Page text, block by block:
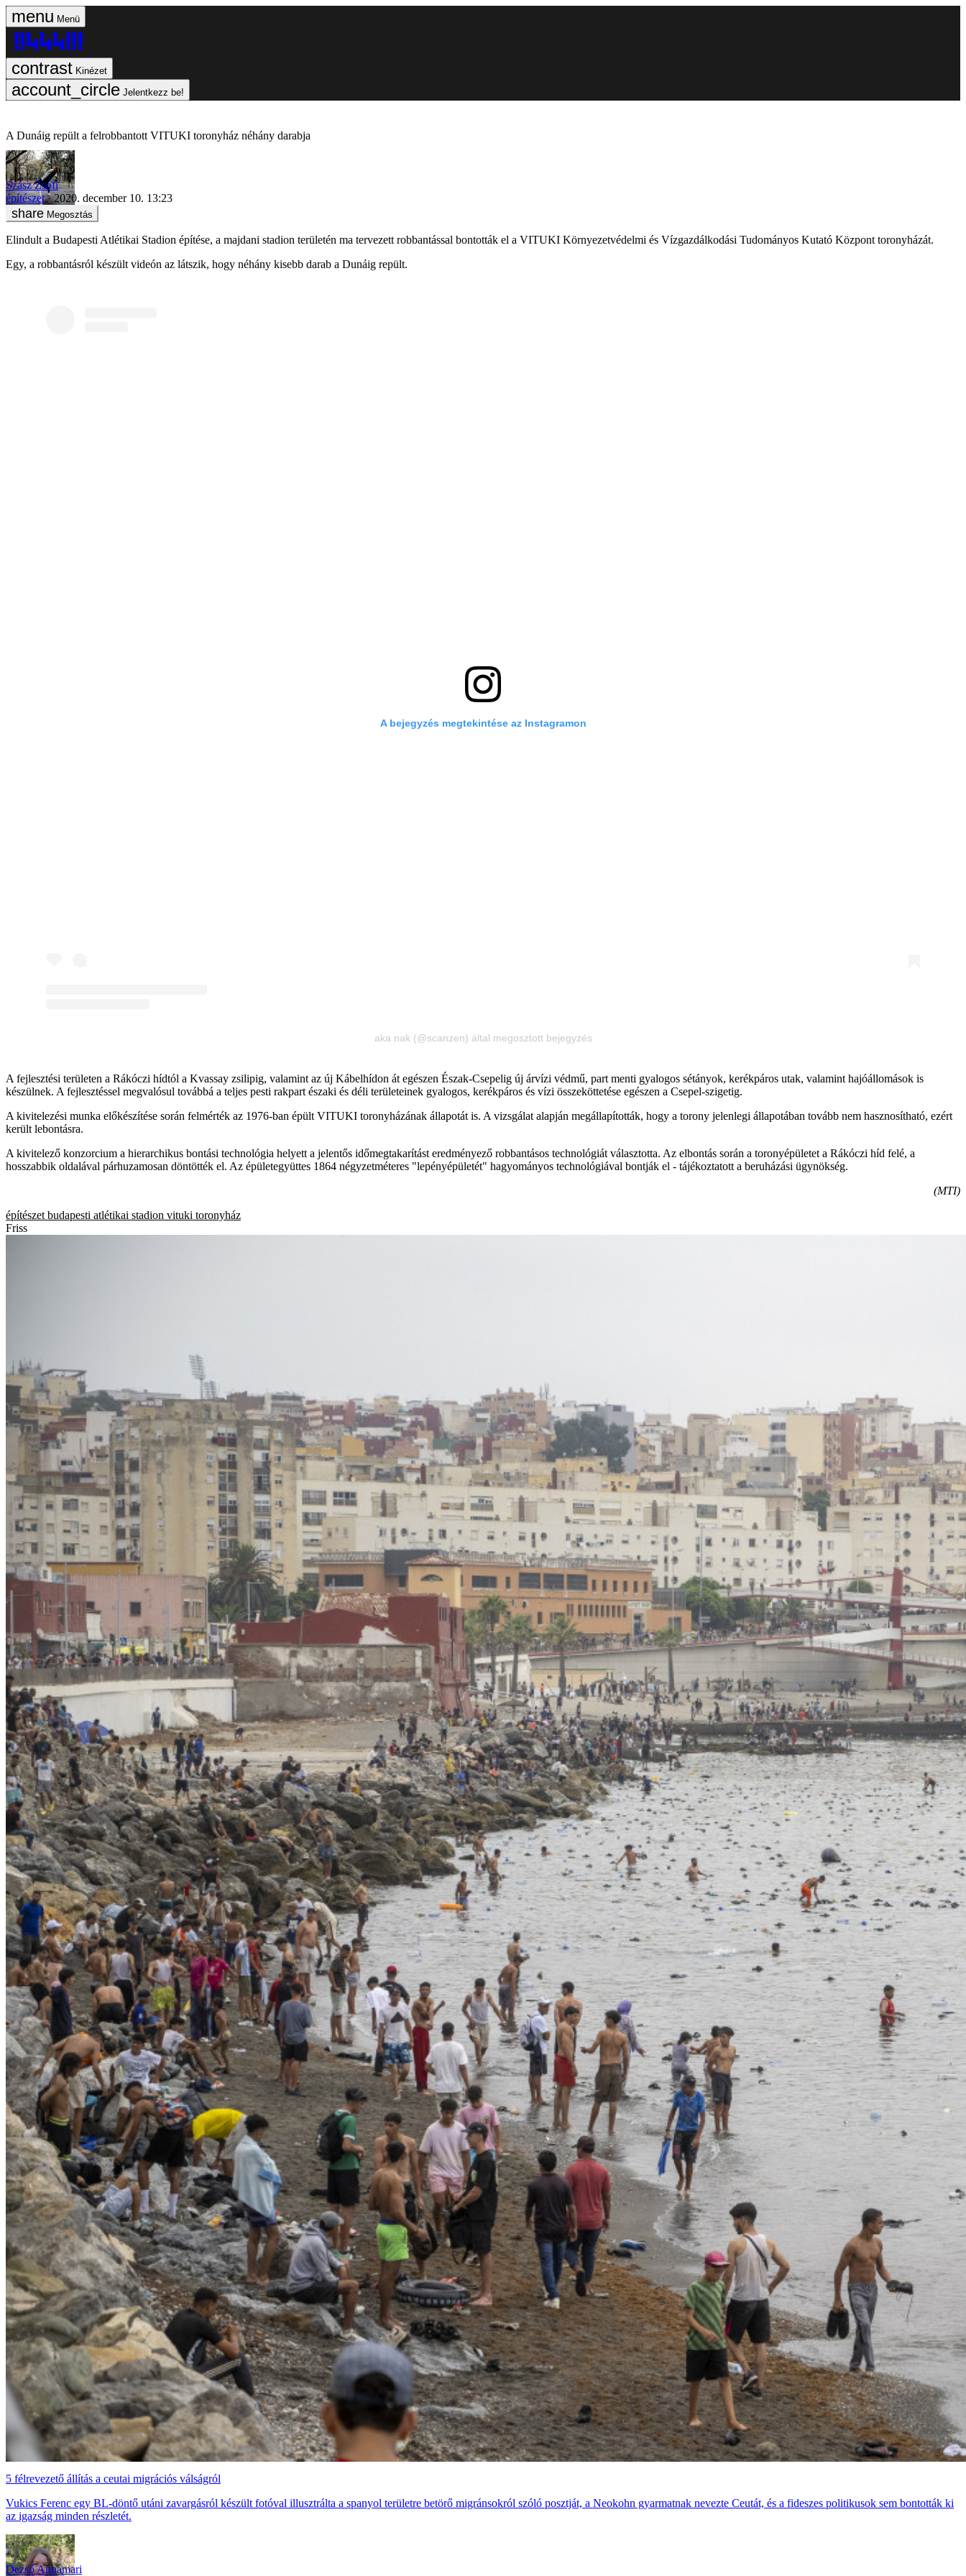
Menü
Kinézet
Jelentkezz be!
A Dunáig repült a felrobbantott VITUKI toronyház néhány darabja
Szász Zsófi
építészet
2020. december 10. 13:23
Megosztás
Elindult a Budapesti Atlétikai Stadion építése, a majdani stadion területén ma tervezett robbantással bontották el a VITUKI Környezetvédelmi és Vízgazdálkodási Tudományos Kutató Központ toronyházát.
Egy, a robbantásról készült videón az látszik, hogy néhány kisebb darab a Dunáig repült.
A bejegyzés megtekintése az Instagramon
aka nak (@scanzen) által megosztott bejegyzés
A fejlesztési területen a Rákóczi hídtól a Kvassay zsilipig, valamint az új Kábelhídon át egészen Észak-Csepelig új árvízi védmű, part menti gyalogos sétányok, kerékpáros utak, valamint hajóállomások is
készülnek. A fejlesztéssel megvalósul továbbá a teljes pesti rakpart északi és déli területeinek gyalogos, kerékpáros és vízi összeköttetése egészen a Csepel-szigetig.
A kivitelezési munka előkészítése során felmérték az 1976-ban épült VITUKI toronyházának állapotát is. A vizsgálat alapján megállapították, hogy a torony jelenlegi állapotában tovább nem hasznosítható, ezért
került lebontásra.
A kivitelező konzorcium a hierarchikus bontási technológia helyett a jelentős időmegtakarítást eredményező robbantásos technológiát választotta. Az elbontás során a toronyépületet a Rákóczi híd felé, a
hosszabbik oldalával párhuzamosan döntötték el. Az épületegyüttes 1864 négyzetméteres "lepényépületét" hagyományos technológiával bontják el - tájékoztatott a beruházási ügynökség.
(MTI)
építészet budapesti atlétikai stadion vituki toronyház
Friss
5 félrevezető állítás a ceutai migrációs válságról
Vukics Ferenc egy BL-döntő utáni zavargásról készült fotóval illusztrálta a spanyol területre betörő migránsokról szóló posztját, a Neokohn gyarmatnak nevezte Ceutát, és a fideszes politikusok sem bontották ki
az igazság minden részletét.
Dezső Annamari